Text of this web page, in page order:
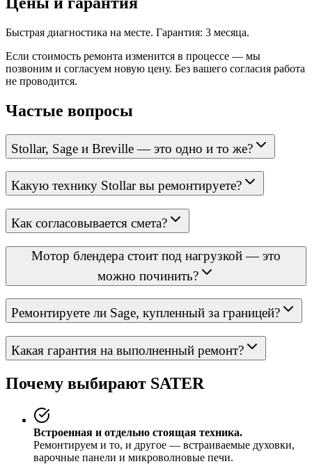
Быстрая диагностика на месте. Гарантия: 3 месяца.
Если стоимость ремонта изменится в процессе — мы
позвоним и согласуем новую цену. Без вашего согласия работа
не проводится.
Частые вопросы
Stollar, Sage и Breville — это одно и то же?
Какую технику Stollar вы ремонтируете?
Как согласовывается смета?
Мотор блендера стоит под нагрузкой — это
можно починить?
Ремонтируете ли Sage, купленный за границей?
Какая гарантия на выполненный ремонт?
Почему выбирают SATER
Встроенная и отдельно стоящая техника.
Ремонтируем и то, и другое — встраиваемые духовки,
варочные панели и микроволновые печи.